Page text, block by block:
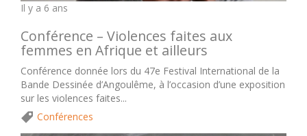
Il y a 6 ans
Conférence – Violences faites aux
femmes en Afrique et ailleurs
Conférence donnée lors du 47e Festival International de la
Bande Dessinée d’Angoulême, à l’occasion d’une exposition
sur les violences faites...
Conférences